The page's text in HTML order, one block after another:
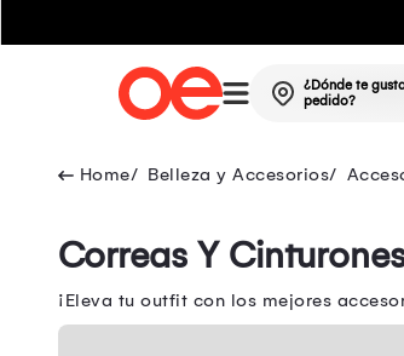
¿Dónde te
pedido?
Belleza y Accesorios
Correas Y
¡Eleva tu outfit con los mejores